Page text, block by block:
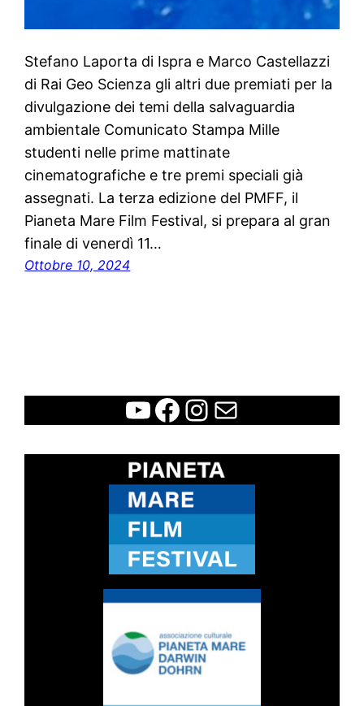
Stefano Laporta di Ispra e Marco Castellazzi
di Rai Geo Scienza gli altri due premiati per la
divulgazione dei temi della salvaguardia
ambientale Comunicato Stampa Mille
studenti nelle prime mattinate
cinematografiche e tre premi speciali già
assegnati. La terza edizione del PMFF, il
Pianeta Mare Film Festival, si prepara al gran
finale di venerdì 11…
Ottobre 10, 2024
WCFF
Facebook
Instagram
Contatti